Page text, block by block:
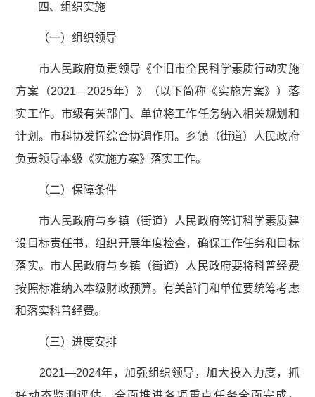
四、组织实施
（一）组织领导
市人民政府负责领导《个旧市全民科学素质行动实施
方案（2021—2025年）》（以下简称《实施方案》）落
实工作。市级有关部门、单位将工作任务纳入相关规划和
计划。市科协发挥综合协调作用。乡镇（街道）人民政府
负责领导本级《实施方案》落实工作。
（二）保障条件
市人民政府与乡镇（街道）人民政府签订科学素质建
设目标责任书，组织开展年度检查，确保工作任务和目标
落实。市人民政府与乡镇（街道）人民政府要将科普经费
按照标准纳入本级财政预算。有关部门和单位要统筹考虑
和落实科普经费。
（三）进度安排
2021—2024年，加强组织领导，加大投入力度，抓